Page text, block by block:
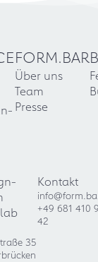
FORM.BAR
Über uns
Team
Presse
35
Kontakt
+49 681 410
42